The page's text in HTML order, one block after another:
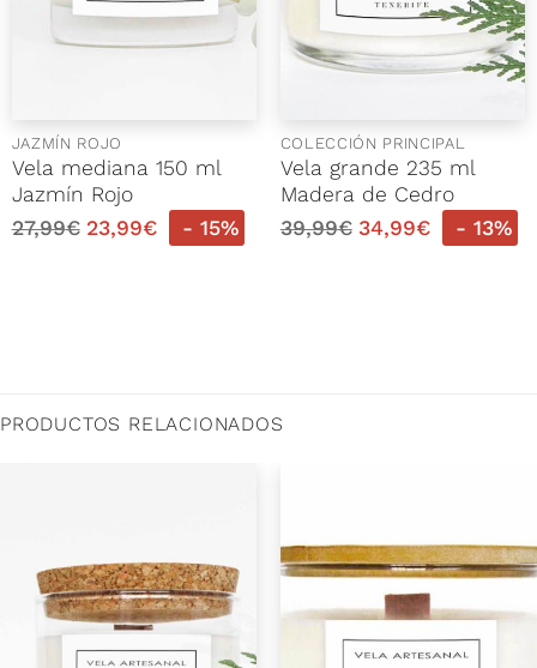
JAZMÍN ROJO
Vela mediana 150 ml
Jazmín Rojo
27,99€ 23,99€ - 15%
COLECCIÓN PRINCIPAL
Vela grande 235 ml
Madera de Cedro
39,99€ 34,99€ - 13%
PRODUCTOS RELACIONADOS